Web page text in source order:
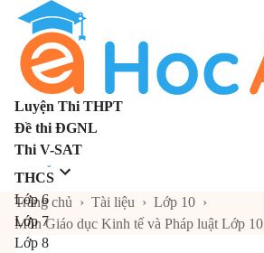
Luyện Thi THPT
Đề thi ĐGNL
Thi V-SAT
THCS
Lớp 6
Lớp 7
Lớp 8
Trang chủ › Tài liệu › Lớp 10 ›
Môn Giáo dục Kinh tế và Pháp luật Lớp 10